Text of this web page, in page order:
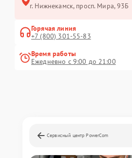
г. Нижнекамск, просп. Мира, 93Б
Горячая линия
+7 (800) 301-55-83
Время работы
Ежедневно с 9:00 до 21:00
Сервисный центр PowerCom